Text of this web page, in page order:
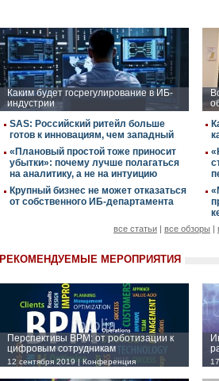
Каким будет госрегулирование в ИБ-
индустрии
SAS: Российский ритейл больше
готов к инновациям, чем западный
«Плановый простой тоже приносит
убытки»: почему лучше полагаться
на аналитику, а не на интуицию
Крупный бизнес не может отказаться
от собственного ИБ-департамента
все статьи | все обзоры |
РЕКОМЕНДУЕМЫЕ МЕРОПРИЯТИЯ
Перспективы BPM: от роботизации к
цифровым сотрудникам
12 сентября 2019 | Конференция